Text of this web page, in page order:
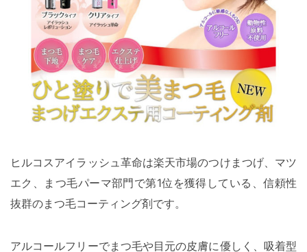
ヒルコスアイラッシュ革命は楽天市場のつけまつげ、マツ
エク、まつ毛パーマ部門で第1位を獲得している、信頼性
抜群のまつ毛コーティング剤です。
アルコールフリーでまつ毛や目元の皮膚に優しく、吸着型